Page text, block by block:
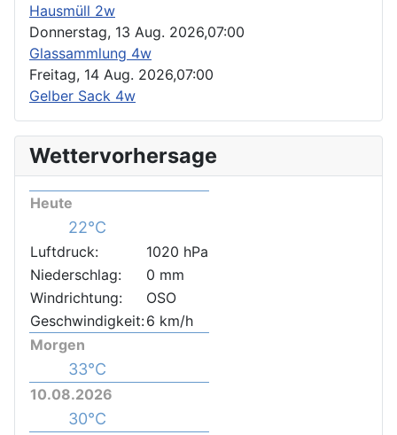
Hausmüll 2w
Donnerstag, 13 Aug. 2026,07:00
Glassammlung 4w
Freitag, 14 Aug. 2026,07:00
Gelber Sack 4w
Wettervorhersage
Heute
22°C
Luftdruck:
1020 hPa
Niederschlag:
0 mm
Windrichtung:
OSO
Geschwindigkeit:6 km/h
Morgen
33°C
10.08.2026
30°C